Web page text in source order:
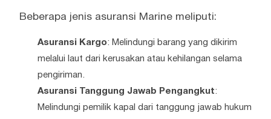
Beberapa jenis asuransi Marine meliputi:
Asuransi Kargo: Melindungi barang yang dikirim
melalui laut dari kerusakan atau kehilangan selama
pengiriman.
Asuransi Tanggung Jawab Pengangkut:
Melindungi pemilik kapal dari tanggung jawab hukum